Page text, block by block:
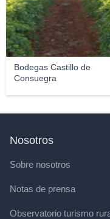
Bodegas Castillo de
Consuegra
Nosotros
Sobre nosotros
Notas de prensa
Observatorio turismo